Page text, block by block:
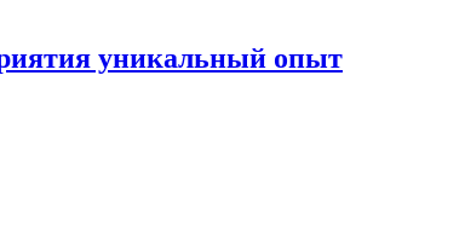
уникальный опыт